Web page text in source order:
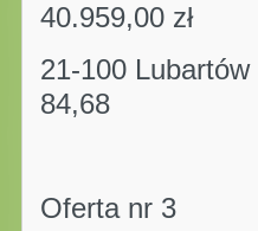
40.959,00 zł
21-100
84,68
Oferta nr 3